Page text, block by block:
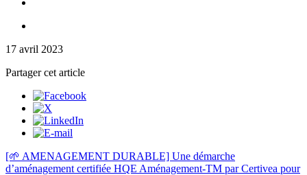
17 avril 2023
Partager cet article
[🌱 AMENAGEMENT DURABLE] Une démarche
d’aménagement certifiée HQE Aménagement-TM par Certivea pour